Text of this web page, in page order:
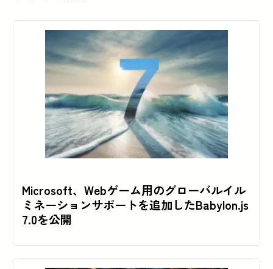
Microsoft、Webゲーム用のグローバルイル
ミネーションサポートを追加したBabylon.js
7.0を公開